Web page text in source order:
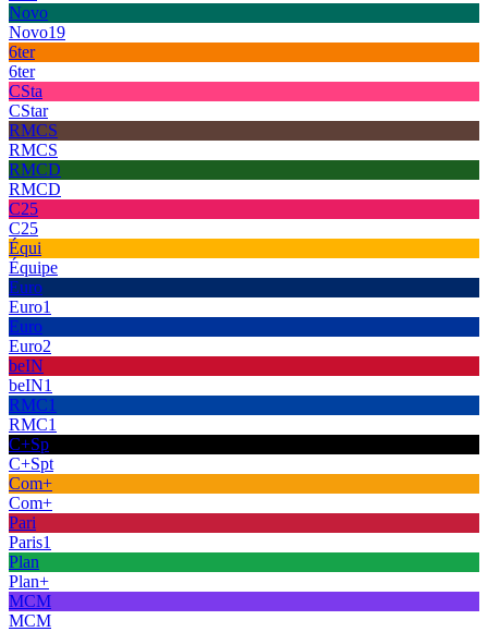
Novo
Novo19
6ter
6ter
CSta
CStar
RMCS
RMCS
RMCD
RMCD
C25
C25
Équi
Équipe
Euro
Euro1
Euro
Euro2
beIN
beIN1
RMC1
RMC1
C+Sp
C+Spt
Com+
Com+
Pari
Paris1
Plan
Plan+
MCM
MCM